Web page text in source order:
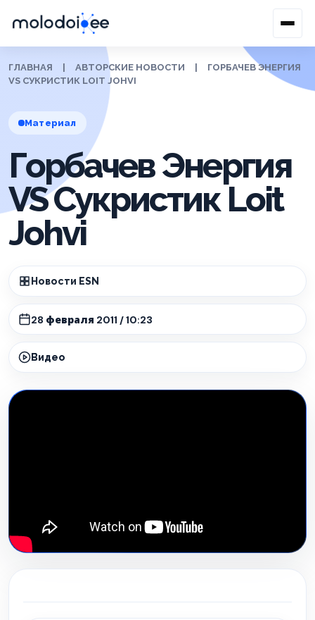
ГЛАВНАЯ АВТОРСКИЕ НОВОСТИ
ГОРБАЧЕВ ЭНЕРГИЯ
VS СУКРИСТИК LOIT JOHVI
Материал
Горбачев Энергия
VS Сукристик Loit
Johvi
Новости ESN
28 февраля 2011 / 10:23
Видео